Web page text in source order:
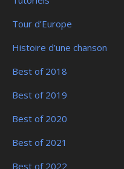
Tour d’Europe
Histoire d’une chanson
Best of 2018
Best of 2019
Best of 2020
Best of 2021
Best of 2022